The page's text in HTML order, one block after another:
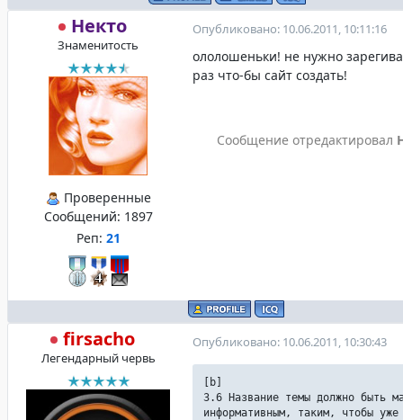
Некто
Знаменитость
Проверенные
Сообщений: 1897
Реп: 21
Опубликовано: 10.06.2011, 10:11:16
ололошеньки! не нужно
раз что-бы сайт создать!
Сообщение отредактировал
firsacho
Легендарный червь
Опубликовано: 10.06.2011, 10:30:43
[b]
3.6 Название темы должно быть
информативным, таким, чтобы